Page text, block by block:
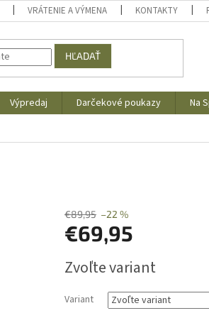
VRÁTENIE A VÝMENA KONTAKTY
HĽADAŤ
Výpredaj Darčekové poukazy Na
€89,95 –22 %
€69,95
cena:
Zvoľte variant
Variant